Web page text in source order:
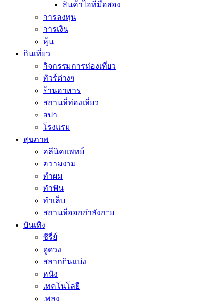
สินค้าไอทีมือสอง
การลงทุน
การเงิน
หุ้น
กินเที่ยว
กิจกรรมการท่องเที่ยว
ทัวร์ต่างๆ
ร้านอาหาร
สถานที่ท่องเที่ยว
สปา
โรงแรม
สุขภาพ
คลีนิคแพทย์
ความงาม
ทำผม
ทำฟัน
ทำเล็บ
สถานที่ออกกำลังกาย
บันเทิง
ซีรี่ย์
ดูดวง
สลากกินแบ่ง
หนัง
เทคโนโลยี
เพลง